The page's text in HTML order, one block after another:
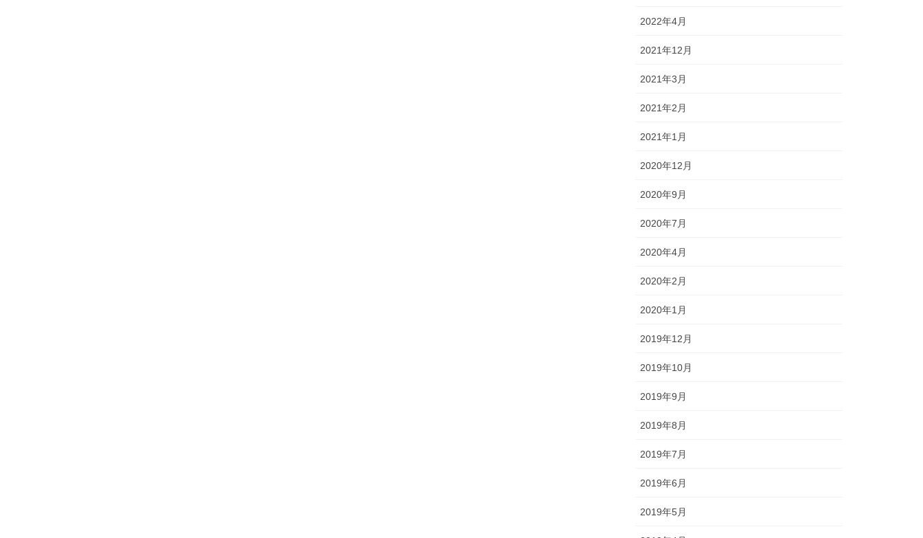
2022年4月
2021年12月
2021年3月
2021年2月
2021年1月
2020年12月
2020年9月
2020年7月
2020年4月
2020年2月
2020年1月
2019年12月
2019年10月
2019年9月
2019年8月
2019年7月
2019年6月
2019年5月